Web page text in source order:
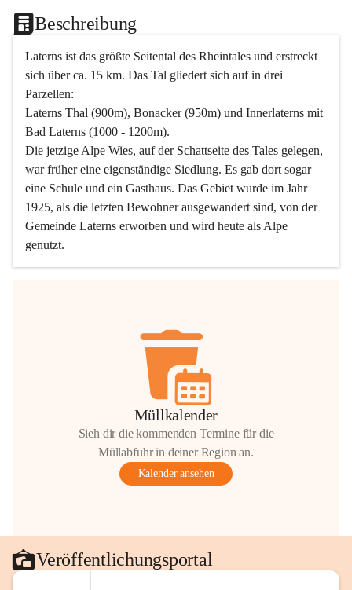
Beschreibung
Laterns ist das größte Seitental des Rheintales und erstreckt
sich über ca. 15 km. Das Tal gliedert sich auf in drei
Parzellen:
Laterns Thal (900m), Bonacker (950m) und Innerlaterns mit
Bad Laterns (1000 - 1200m).
Die jetzige Alpe Wies, auf der Schattseite des Tales gelegen,
war früher eine eigenständige Siedlung. Es gab dort sogar
eine Schule und ein Gasthaus. Das Gebiet wurde im Jahr
1925, als die letzten Bewohner ausgewandert sind, von der
Gemeinde Laterns erworben und wird heute als Alpe
genutzt.
Müllkalender
Sieh dir die kommenden Termine für die
Müllabfuhr in deiner Region an.
Kalender ansehen
Veröffentlichungsportal